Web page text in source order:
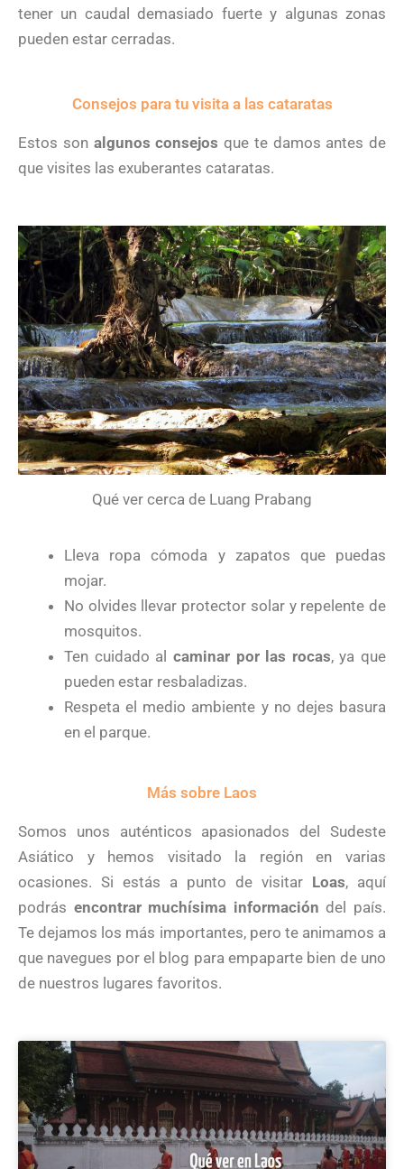
tener un caudal demasiado fuerte y algunas zonas
pueden estar cerradas.
Consejos para tu visita a las cataratas
Estos son algunos consejos que te damos antes de
que visites las exuberantes cataratas.
Qué ver cerca de Luang Prabang
Lleva ropa cómoda y zapatos que puedas
mojar.
No olvides llevar protector solar y repelente de
mosquitos.
Ten cuidado al caminar por las rocas, ya que
pueden estar resbaladizas.
Respeta el medio ambiente y no dejes basura
en el parque.
Más sobre Laos
Somos unos auténticos apasionados del Sudeste
Asiático y hemos visitado la región en varias
ocasiones. Si estás a punto de visitar Loas, aquí
podrás encontrar muchísima información del país.
Te dejamos los más importantes, pero te animamos a
que navegues por el blog para empaparte bien de uno
de nuestros lugares favoritos.